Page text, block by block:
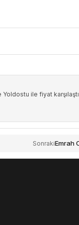
ile fiyat
SonrakiEmrah